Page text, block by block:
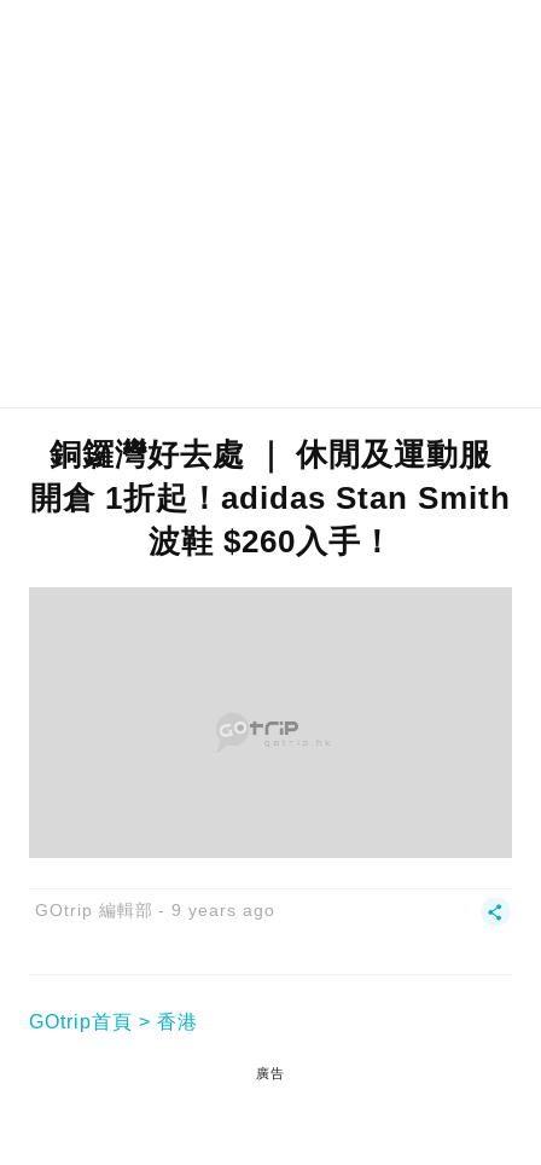
銅鑼灣好去處 ｜ 休閒及運動服
開倉 1折起！adidas Stan Smith
波鞋 $260入手！
GOtrip 編輯部 9 years ago
GOtrip首頁 香港
廣告